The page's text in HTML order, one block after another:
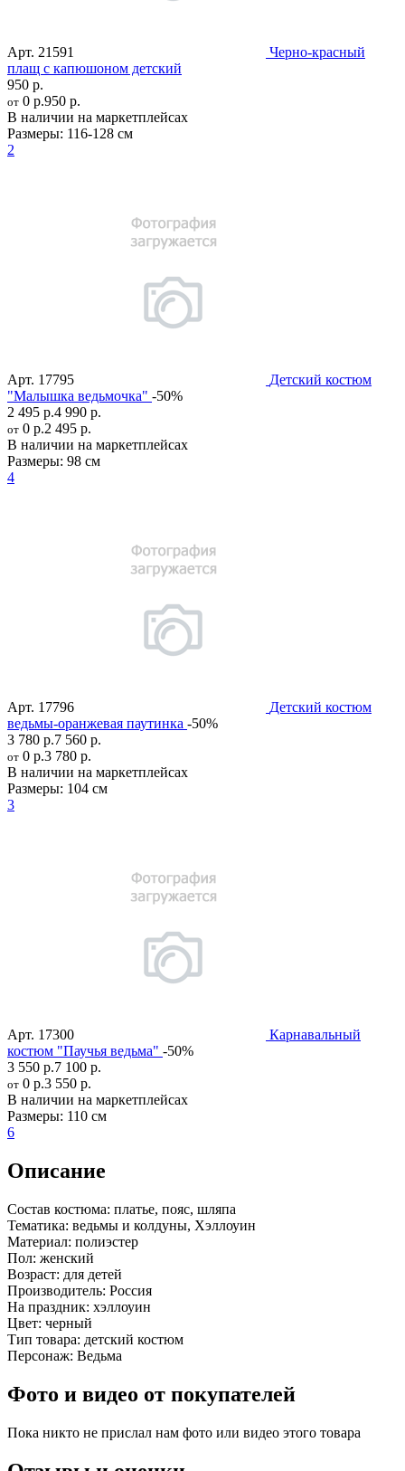
Арт. 21591
Черно-красный
плащ с капюшоном детский
950 р.
от 0 р.950 р.
В наличии на маркетплейсах
Размеры: 116-128 см
2
Арт. 17795
Детский костюм
"Малышка ведьмочка" -50%
2 495 р.4 990 р.
от 0 р.2 495 р.
В наличии на маркетплейсах
Размеры: 98 см
4
Арт. 17796
Детский костюм
ведьмы-оранжевая паутинка -50%
3 780 р.7 560 р.
от 0 р.3 780 р.
В наличии на маркетплейсах
Размеры: 104 см
3
Арт. 17300
Карнавальный
костюм "Паучья ведьма" -50%
3 550 р.7 100 р.
от 0 р.3 550 р.
В наличии на маркетплейсах
Размеры: 110 см
6
Описание
Состав костюма: платье, пояс, шляпа
Тематика: ведьмы и колдуны, Хэллоуин
Материал: полиэстер
Пол: женский
Возраст: для детей
Производитель: Россия
На праздник: хэллоуин
Цвет: черный
Тип товара: детский костюм
Персонаж: Ведьма
Фото и видео от покупателей
Пока никто не прислал нам фото или видео этого товара